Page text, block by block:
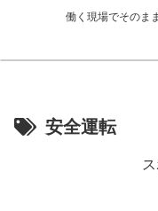
働く現場でそのま
安全運転